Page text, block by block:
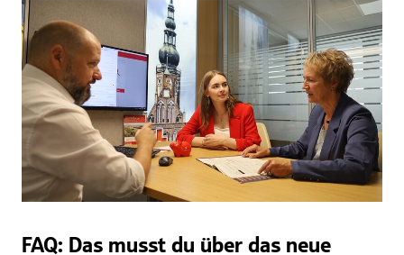
FAQ: Das musst du über das neue